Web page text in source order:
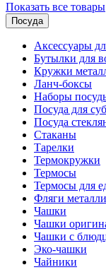
Показать все товары
Посуда
Аксессуары
Бутылки для
Кружки
Ланч-боксы
Наборы
Посуда для
Посуда
Стаканы
Тарелки
Термокружки
Термосы
Термосы для
Фляги
Чашки
Чашки
Чашки с
Эко-чашки
Чайники